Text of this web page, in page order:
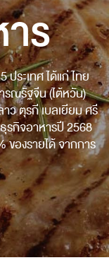
ร
ระเทศ ได้แก่ ไทย
รณรัฐจีน (ไต้หวัน)
ว ตุรกี เบลเยียม ศรี
รกิจอาหารปี 2568
องรายได้ จากการ